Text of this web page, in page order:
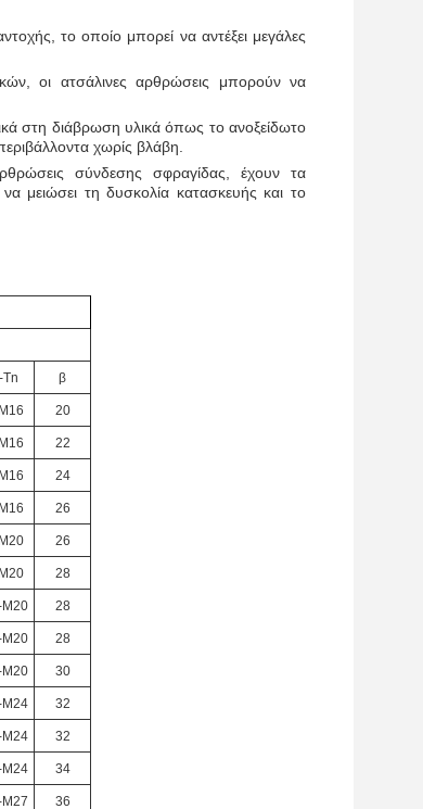
το οποίο μπορεί να αντέξει μεγάλες
οι ατσάλινες αρθρώσεις μπορούν να
στη διάβρωση υλικά όπως το ανοξείδωτο
χωρίς βλάβη.
σύνδεσης σφραγίδας, έχουν τα
μειώσει τη δυσκολία κατασκευής και το
Tn β
20
22
24
26
26
28
M20 28
M20 28
M20 30
M24 32
32
34
36